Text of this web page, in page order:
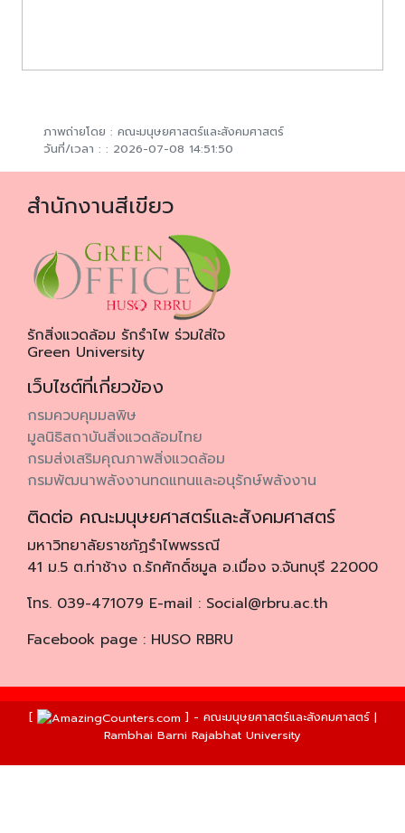
ภาพถ่ายโดย : คณะมนุษยศาสตร์และสังคมศาสตร์
วันที่/เวลา : : 2026-07-08 14:51:50
สำนักงานสีเขียว
รักสิ่งแวดล้อม รักรำไพ ร่วมใส่ใจ
Green University
เว็บไซต์ที่เกี่ยวข้อง
กรมควบคุมมลพิษ
มูลนิธิสถาบันสิ่งแวดล้อมไทย
กรมส่งเสริมคุณภาพสิ่งแวดล้อม
กรมพัฒนาพลังงานทดแทนและอนุรักษ์พลังงาน
ติดต่อ คณะมนุษยศาสตร์และสังคมศาสตร์
มหาวิทยาลัยราชภัฏรำไพพรรณี
41 ม.5 ต.ท่าช้าง ถ.รักศักดิ์ชมูล อ.เมื่อง จ.จันทบุรี 22000
โทร. 039-471079 E-mail : Social@rbru.ac.th
Facebook page : HUSO RBRU
[
] - คณะมนุษยศาสตร์และสังคมศาสตร์ |
Rambhai Barni Rajabhat University